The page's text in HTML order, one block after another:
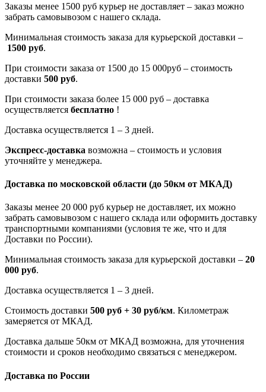
Заказы менее 1500 руб курьер не доставляет – заказ можно
забрать самовывозом с нашего склада.
Минимальная стоимость заказа для курьерской доставки –
1500 руб.
При стоимости заказа от 1500 до 15 000руб – стоимость
доставки 500 руб.
При стоимости заказа более 15 000 руб – доставка
осуществляется бесплатно !
Доставка осуществляется 1 – 3 дней.
Экспресс-доставка возможна – стоимость и условия
уточняйте у менеджера.
Доставка по московской области (до 50км от МКАД)
Заказы менее 20 000 руб курьер не доставляет, их можно
забрать самовывозом с нашего склада или оформить доставку
транспортными компаниями (условия те же, что и для
Доставки по России).
Минимальная стоимость заказа для курьерской доставки – 20
000 руб.
Доставка осуществляется 1 – 3 дней.
Стоимость доставки 500 руб + 30 руб/км. Километраж
замеряется от МКАД.
Доставка дальше 50км от МКАД возможна, для уточнения
стоимости и сроков необходимо связаться с менеджером.
Доставка по России